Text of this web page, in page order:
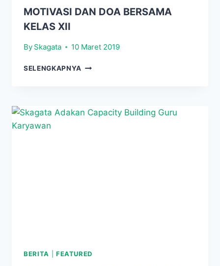
MOTIVASI DAN DOA BERSAMA
KELAS XII
By Skagata 10 Maret 2019
SELENGKAPNYA MOTIVASI
KELAS
XII
BERITA FEATURED